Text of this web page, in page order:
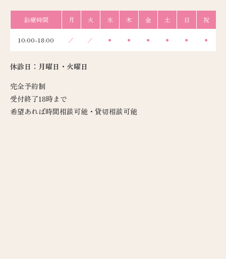
診療時間 月 火 水 木 金 土 日 祝
10:00-18:00 ／ ／ ● ● ● ● ● ●
休診日：月曜日・火曜日
完全予約制
受付終了18時まで
希望あれば時間相談可能・貸切相談可能